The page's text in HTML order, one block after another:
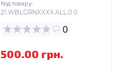
Код товару:
21.WBLGRNXXXX.ALL.0.0
0
500.00 грн.